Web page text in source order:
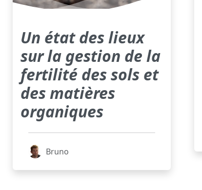
Un état des lieux
sur la gestion de la
fertilité des sols et
des matières
organiques
Bruno